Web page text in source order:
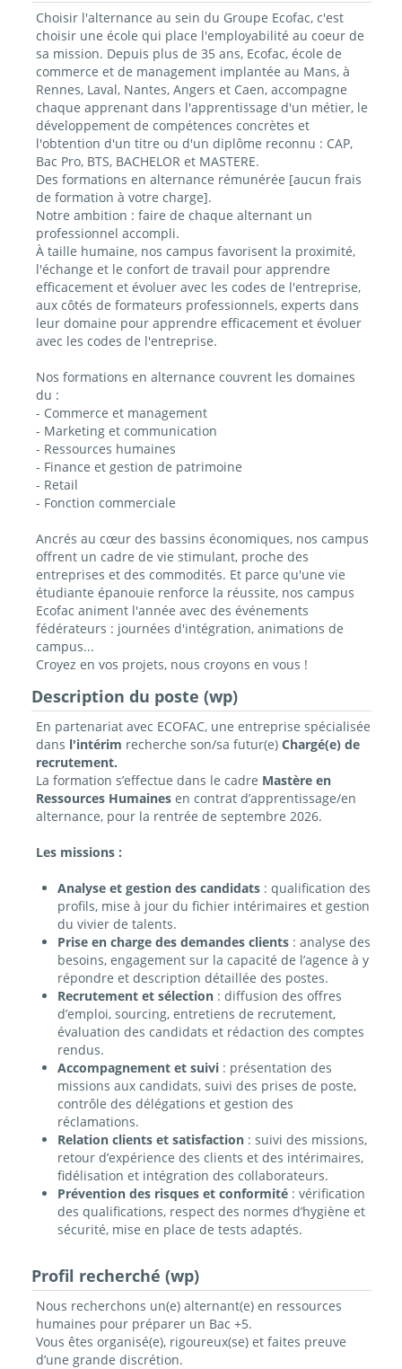
Choisir l'alternance au sein du Groupe Ecofac, c'est
choisir une école qui place l'employabilité au coeur de
sa mission. Depuis plus de 35 ans, Ecofac, école de
commerce et de management implantée au Mans, à
Rennes, Laval, Nantes, Angers et Caen, accompagne
chaque apprenant dans l'apprentissage d'un métier, le
développement de compétences concrètes et
l'obtention d'un titre ou d'un diplôme reconnu : CAP,
Bac Pro, BTS, BACHELOR et MASTERE.
Des formations en alternance rémunérée [aucun frais
de formation à votre charge].
Notre ambition : faire de chaque alternant un
professionnel accompli.
À taille humaine, nos campus favorisent la proximité,
l'échange et le confort de travail pour apprendre
efficacement et évoluer avec les codes de l'entreprise,
aux côtés de formateurs professionnels, experts dans
leur domaine pour apprendre efficacement et évoluer
avec les codes de l'entreprise.
Nos formations en alternance couvrent les domaines
du :
- Commerce et management
- Marketing et communication
- Ressources humaines
- Finance et gestion de patrimoine
- Retail
- Fonction commerciale
Ancrés au cœur des bassins économiques, nos campus
offrent un cadre de vie stimulant, proche des
entreprises et des commodités. Et parce qu'une vie
étudiante épanouie renforce la réussite, nos campus
Ecofac animent l'année avec des événements
fédérateurs : journées d'intégration, animations de
campus...
Croyez en vos projets, nous croyons en vous !
Description du poste (wp)
En partenariat avec ECOFAC, une entreprise spécialisée
dans l'intérim recherche son/sa futur(e) Chargé(e) de
recrutement.
La formation s’effectue dans le cadre Mastère en
Ressources Humainesen contrat d’apprentissage/en
alternance, pour la rentrée de septembre 2026.
Les missions :
Analyse et gestion des candidats: qualification des
profils, mise à jour du fichier intérimaires et gestion
du vivier de talents.
Prise en charge des demandes clients: analyse des
besoins, engagement sur la capacité de l’agence à y
répondre et description détaillée des postes.
Recrutement et sélection: diffusion des offres
d’emploi, sourcing, entretiens de recrutement,
évaluation des candidats et rédaction des comptes
rendus.
Accompagnement et suivi: présentation des
missions aux candidats, suivi des prises de poste,
contrôle des délégations et gestion des
réclamations.
Relation clients et satisfaction: suivi des missions,
retour d’expérience des clients et des intérimaires,
fidélisation et intégration des collaborateurs.
Prévention des risques et conformité: vérification
des qualifications, respect des normes d’hygiène et
sécurité, mise en place de tests adaptés.
Profil recherché (wp)
Nous recherchons un(e) alternant(e) en ressources
humaines pour préparer un Bac +5.
Vous êtes organisé(e), rigoureux(se) et faites preuve
d’une grande discrétion.